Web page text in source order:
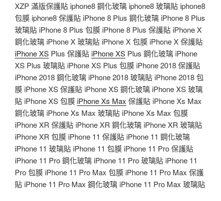
XZP 滿版保護貼 iphone8 鋼化玻璃 iphone8 玻璃貼 iphone8
包膜 iphone8 保護貼 iPhone 8 Plus 鋼化玻璃 iPhone 8 Plus
玻璃貼 iPhone 8 Plus 包膜 iPhone 8 Plus 保護貼 iPhone X
鋼化玻璃 iPhone X 玻璃貼 iPhone X 包膜 iPhone X 保護貼
iPhone XS Plus 保護貼iPhone XS Plus 鋼化玻璃 iPhone
XS Plus 玻璃貼 iPhone XS Plus 包膜 iPhone 2018 保護貼
iPhone 2018 鋼化玻璃 iPhone 2018 玻璃貼 iPhone 2018 包
膜 iPhone XS 保護貼 iPhone XS 鋼化玻璃 iPhone XS 玻璃
貼 iPhone XS 包膜iPhone Xs Max 保護貼 iPhone Xs Max
鋼化玻璃 iPhone Xs Max 玻璃貼 iPhone Xs Max 包膜
iPhone XR 保護貼 iPhone XR 鋼化玻璃 iPhone XR 玻璃貼
iPhone XR 包膜 iPhone 11 保護貼 iPhone 11 鋼化玻璃
iPhone 11 玻璃貼 iPhone 11 包膜 iPhone 11 Pro 保護貼
iPhone 11 Pro 鋼化玻璃 iPhone 11 Pro 玻璃貼 iPhone 11
Pro 包膜 iPhone 11 Pro Max 包膜 iPhone 11 Pro Max 保護
貼 iPhone 11 Pro Max 鋼化玻璃 iPhone 11 Pro Max 玻璃貼